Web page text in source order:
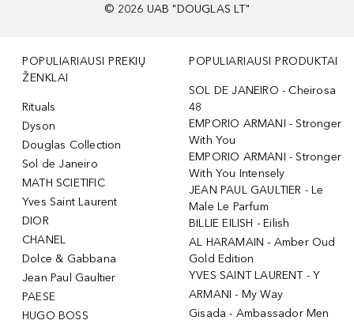
© 2026 UAB "DOUGLAS LT"
POPULIARIAUSI PREKIŲ
ŽENKLAI
Rituals
Dyson
Douglas Collection
Sol de Janeiro
MATH SCIETIFIC
Yves Saint Laurent
DIOR
CHANEL
Dolce & Gabbana
Jean Paul Gaultier
PAESE
HUGO BOSS
POPULIARIAUSI PRODUKTAI
SOL DE JANEIRO - Cheirosa
48
EMPORIO ARMANI - Stronger
With You
EMPORIO ARMANI - Stronger
With You Intensely
JEAN PAUL GAULTIER - Le
Male Le Parfum
BILLIE EILISH - Eilish
AL HARAMAIN - Amber Oud
Gold Edition
YVES SAINT LAURENT - Y
ARMANI - My Way
Gisada - Ambassador Men